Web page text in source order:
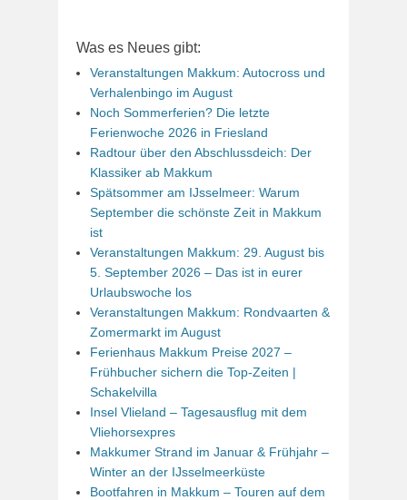
Was es Neues gibt:
Veranstaltungen Makkum: Autocross und
Verhalenbingo im August
Noch Sommerferien? Die letzte
Ferienwoche 2026 in Friesland
Radtour über den Abschlussdeich: Der
Klassiker ab Makkum
Spätsommer am IJsselmeer: Warum
September die schönste Zeit in Makkum
ist
Veranstaltungen Makkum: 29. August bis
5. September 2026 – Das ist in eurer
Urlaubswoche los
Veranstaltungen Makkum: Rondvaarten &
Zomermarkt im August
Ferienhaus Makkum Preise 2027 –
Frühbucher sichern die Top-Zeiten |
Schakelvilla
Insel Vlieland – Tagesausflug mit dem
Vliehorsexpres
Makkumer Strand im Januar & Frühjahr –
Winter an der IJsselmeerküste
Bootfahren in Makkum – Touren auf dem